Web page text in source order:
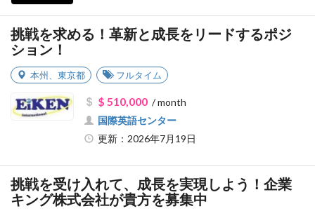
挑戦を求める！革新と成長をリードするポジ
ション！
本州 東京都 フルタイム
$ 510,000/ month
国際英語センター
更新：2026年7月19日
挑戦を受け入れて、成長を実現しよう！企業
キング株式会社が貴方を募集中